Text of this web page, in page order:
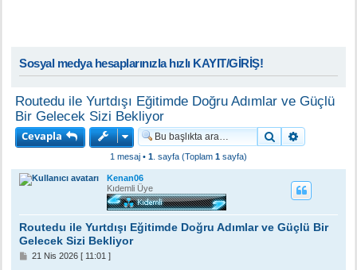
Sosyal medya hesaplarınızla hızlı KAYIT/GİRİŞ!
Routedu ile Yurtdışı Eğitimde Doğru Adımlar ve Güçlü
Bir Gelecek Sizi Bekliyor
Cevapla
Ara
1 mesaj • 1 . sayfa (Toplam 1 sayfa)
Kenan06
Kıdemli Üye
Routedu ile Yurtdışı Eğitimde Doğru Adımlar ve Güçlü Bir
Gelecek Sizi Bekliyor
M
21 Nis 2026 [ 11:01 ]